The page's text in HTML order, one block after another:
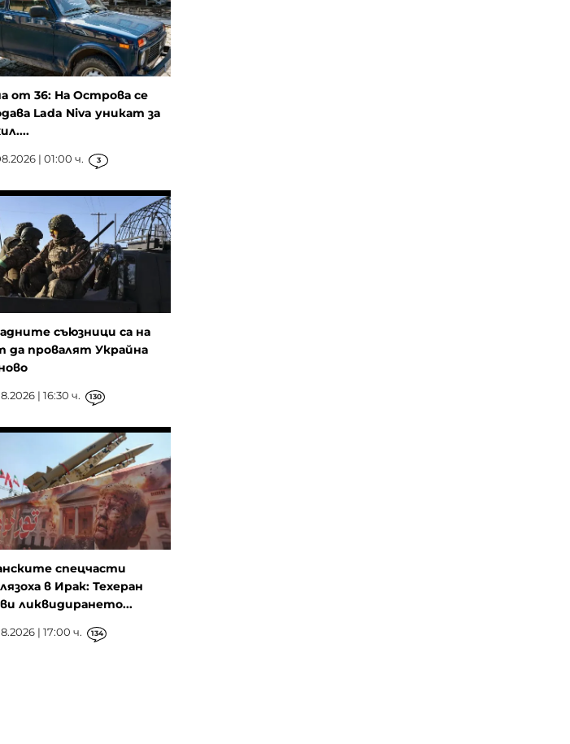
от 36: На Острова се
Lada Niva уникат за
| 01:00 ч. 3
съюзници са на
да провалят Украйна
| 16:30 ч. 130
спецчасти
в Ирак: Техеран
ликвидирането...
| 17:00 ч. 134